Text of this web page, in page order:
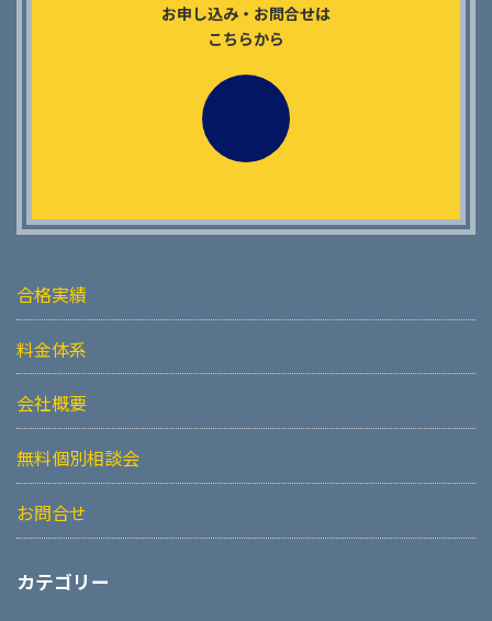
お申し込み・お問合せは
こちらから
合格実績
料金体系
会社概要
無料個別相談会
お問合せ
カテゴリー